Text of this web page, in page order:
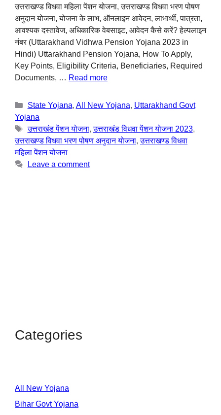
उत्तराखण्ड विधवा महिला पेंशन योजना, उत्तराखण्ड विधवा भरण पोषण
अनुदान योजना, योजना के लाभ, ऑनलाइन आवेदन, लाभार्थी, पात्रता,
आवश्यक दस्तावेज, अधिकारिक वेबसाइट, आवेदन कैसे करें? हेल्पलाइन
नंबर (Uttarakhand Vidhwa Pension Yojana 2023 in
Hindi) Uttarakhand Pension Yojana, How To Apply,
Key Points, Eligibility Criteria, Beneficiaries, Required
Documents, … Read more
State Yojana, All New Yojana, Uttarakhand Govt
Yojana
उत्तराखंड पेंशन योजना,उत्तराखंड विधवा पेंशन योजना 2023,
उत्तराखण्ड विधवा भरण पोषण अनुदान योजना,उत्तराखण्ड विधवा
महिला पेंशन योजना
Leave a comment
Categories
All New Yojana
Bihar Govt Yojana